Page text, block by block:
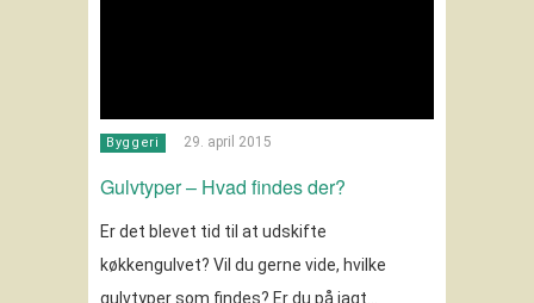
Byggeri 29. april 2015
Gulvtyper – Hvad findes der?
Er det blevet tid til at udskifte
køkkengulvet? Vil du gerne vide, hvilke
gulvtyper som findes? Er du på jagt…